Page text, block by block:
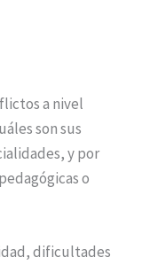
a nivel
son sus
y por
o
dificultades